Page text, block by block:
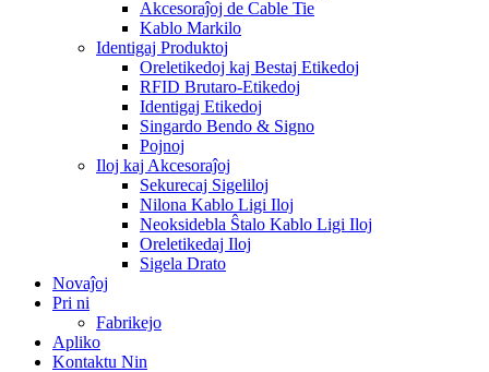
Akcesoraĵoj de Cable Tie
Kablo Markilo
Identigaj Produktoj
Oreletikedoj kaj Bestaj Etikedoj
RFID Brutaro-Etikedoj
Identigaj Etikedoj
Singardo Bendo & Signo
Pojnoj
Iloj kaj Akcesoraĵoj
Sekurecaj Sigeliloj
Nilona Kablo Ligi Iloj
Neoksidebla Ŝtalo Kablo Ligi Iloj
Oreletikedaj Iloj
Sigela Drato
Novaĵoj
Pri ni
Fabrikejo
Apliko
Kontaktu Nin